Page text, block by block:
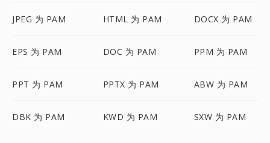
JPEG 为 PAM HTML 为 PAM DOCX 为 PAM
EPS 为 PAM DOC 为 PAM PPM 为 PAM
PPT 为 PAM PPTX 为 PAM ABW 为 PAM
DBK 为 PAM KWD 为 PAM SXW 为 PAM